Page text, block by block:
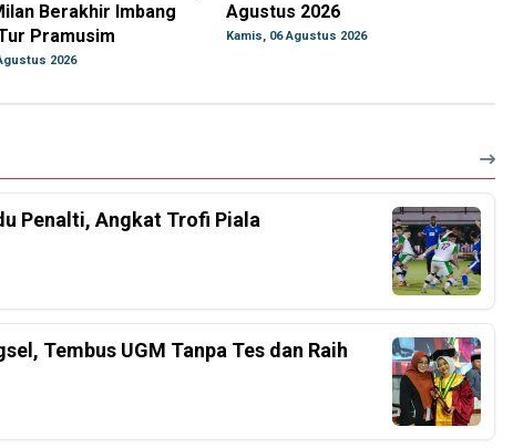
Berakhir Imbang
Pramusim
2026
Agustus 2026
Kamis, 06 Agustus 2026
Penalti, Angkat Trofi Piala
Tembus UGM Tanpa Tes dan Raih